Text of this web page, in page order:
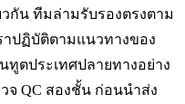
วกัน ทีมล่ามรับรองตรงตาม
าปฏิบัติตามแนวทางของ
ทูตประเทศปลายทางอย่าง
จ QC สองชั้น ก่อนนำส่ง